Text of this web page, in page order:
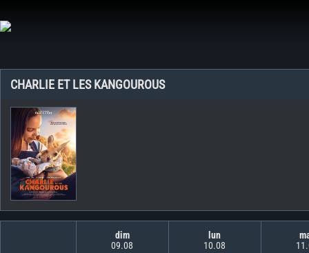
au
CHARLIE ET LES KANGOUROUS
dim
09.08
lun
10.08